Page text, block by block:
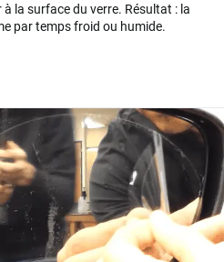
à la surface du verre. Résultat : la
par temps froid ou humide.